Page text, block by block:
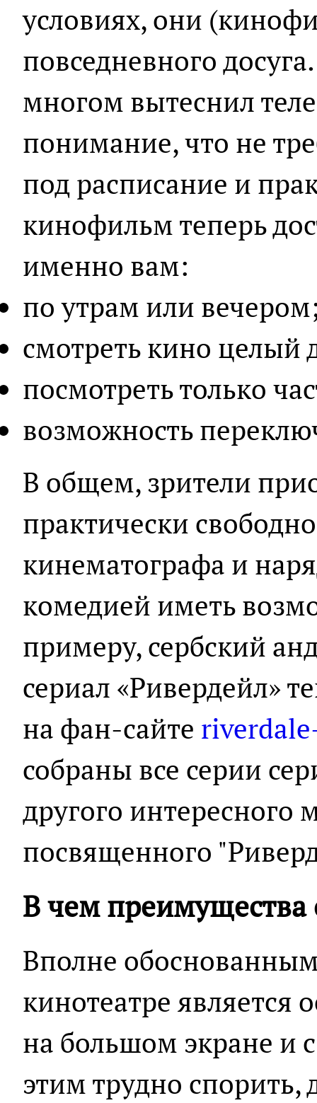
условиях, они
повседневного
многом вытеснил
понимание, что не
под расписание и
кинофильм теперь
именно вам:
по утрам или
смотреть кино целый
посмотреть только
возможность
В общем, зрители
практически
кинематографа и
комедией иметь
примеру, сербский
сериал «Ривердейл»
на фан-сайте
собраны все серии
другого интересного
посвященного
В чем преимущества
Вполне
кинотеатре является
на большом экране и
этим трудно